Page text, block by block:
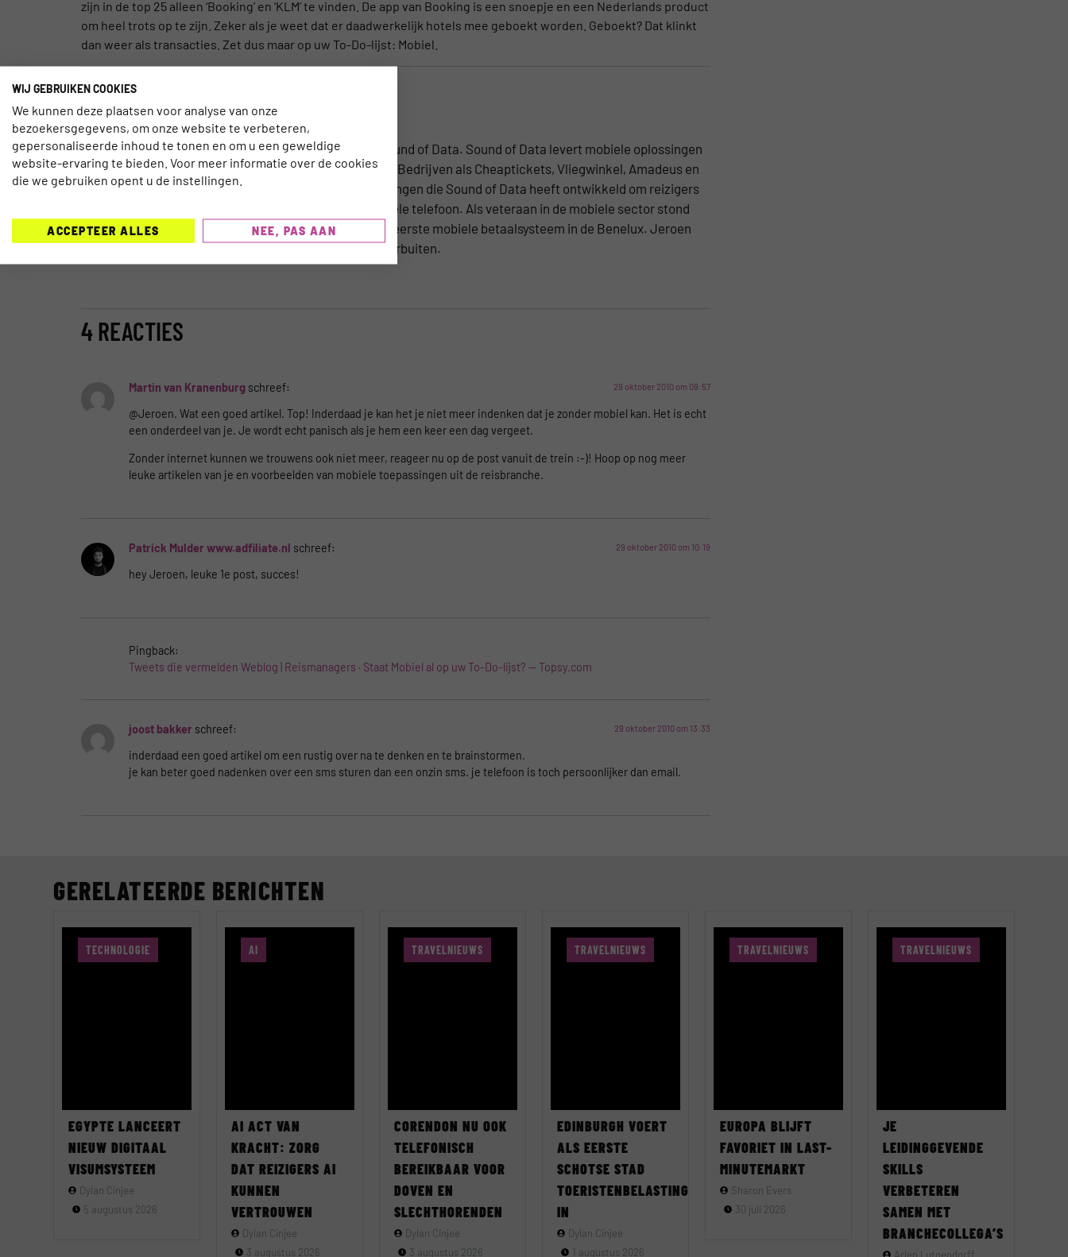
zijn in de top 25 alleen ‘Booking’ en ‘KLM’ te vinden. De app van Booking is een snoepje en een Nederlands product
om heel trots op te zijn. Zeker als je weet dat er daadwerkelijk hotels mee geboekt worden. Geboekt? Dat klinkt
dan weer als transacties. Zet dus maar op uw To-Do-lijst: Mobiel.
JEROEN VAN VELZEN
Jeroen van Velzen is algemeen directeur van Sound of Data. Sound of Data levert mobiele oplossingen
voor de reisbranche in Nederland en daarbuiten. Bedrijven als Cheaptickets, Vliegwinkel, Amadeus en
Schiphol maken gebruik van de slimme toepassingen die Sound of Data heeft ontwikkeld om reizigers
op de hoogte te houden van hun reis via de mobiele telefoon. Als veteraan in de mobiele sector stond
Jeroen in 2001 aan de wieg van Mobile2Pay, het eerste mobiele betaalsysteem in de Benelux. Jeroen
schrijft over mobiel in travel in Nederland en daarbuiten.
4 REACTIES
Martin van Kranenburg schreef: 29 oktober 2010 om 09:57
@Jeroen. Wat een goed artikel. Top! Inderdaad je kan het je niet meer indenken dat je zonder mobiel kan. Het is echt
een onderdeel van je. Je wordt echt panisch als je hem een keer een dag vergeet.
Zonder internet kunnen we trouwens ook niet meer, reageer nu op de post vanuit de trein :-)! Hoop op nog meer
leuke artikelen van je en voorbeelden van mobiele toepassingen uit de reisbranche.
Patrick Mulder www.adfiliate.nl schreef: 29 oktober 2010 om 10:19
hey Jeroen, leuke 1e post, succes!
Pingback:
Tweets die vermelden Weblog | Reismanagers · Staat Mobiel al op uw To-Do-lijst? -- Topsy.com
joost bakker schreef: 29 oktober 2010 om 13:33
inderdaad een goed artikel om een rustig over na te denken en te brainstormen.
je kan beter goed nadenken over een sms sturen dan een onzin sms. je telefoon is toch persoonlijker dan email.
GERELATEERDE BERICHTEN
TECHNOLOGIE
EGYPTE LANCEERT
NIEUW DIGITAAL
VISUMSYSTEEM
Dylan Cinjee
5 augustus 2026
AI
AI ACT VAN
KRACHT: ZORG
DAT REIZIGERS AI
KUNNEN
VERTROUWEN
Dylan Cinjee
3 augustus 2026
TRAVELNIEUWS
CORENDON NU OOK
TELEFONISCH
BEREIKBAAR VOOR
DOVEN EN
SLECHTHORENDEN
Dylan Cinjee
3 augustus 2026
TRAVELNIEUWS
EDINBURGH VOERT
ALS EERSTE
SCHOTSE STAD
TOERISTENBELASTING
IN
Dylan Cinjee
1 augustus 2026
TRAVELNIEUWS
EUROPA BLIJFT
FAVORIET IN LAST-
MINUTEMARKT
Sharon Evers
30 juli 2026
TRAVELNIEUWS
JE
LEIDINGGEVENDE
SKILLS
VERBETEREN
SAMEN MET
BRANCHECOLLEGA’S
WIJ GEBRUIKEN COOKIES
We kunnen deze plaatsen voor analyse van onze
bezoekersgegevens, om onze website te verbeteren,
gepersonaliseerde inhoud te tonen en om u een geweldige
website-ervaring te bieden. Voor meer informatie over de cookies
die we gebruiken opent u de instellingen.
ACCEPTEER ALLES NEE, PAS AAN